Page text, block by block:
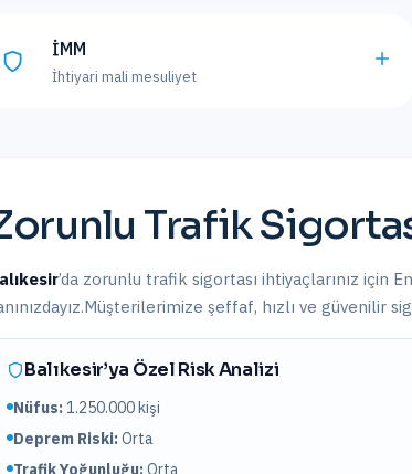
İMM
İhtiyari mali mesuliyet
Trafik
’da zorunlu trafik sigortası ihtiyaçlarınız için
Müşterilerimize şeffaf, hızlı ve güvenilir
Balıkesir’ya Özel Risk Analizi
Nüfus:1.250.000kişi
Deprem Riski:Orta
Trafik Yoğunluğu:Orta